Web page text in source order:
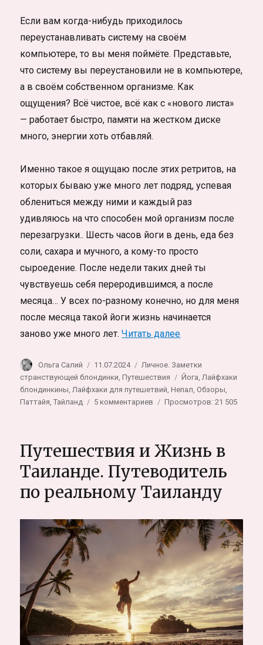
Если вам когда-нибудь приходилось
переустанавливать систему на своём
компьютере, то вы меня поймёте. Представьте,
что систему вы переустановили не в компьютере,
а в своём собственном организме. Как
ощущения? Всё чистое, всё как с «нового листа»
— работает быстро, памяти на жестком диске
много, энергии хоть отбавляй.
Именно такое я ощущаю после этих ретритов, на
которых бываю уже много лет подряд, успевая
облениться между ними и каждый раз
удивляюсь на что способен мой организм после
перезагрузки.. Шесть часов йоги в день, еда без
соли, сахара и мучного, а кому-то просто
сыроедение. После недели таких дней ты
чувствуешь себя переродившимся, а после
месяца… У всех по-разному конечно, но для меня
после месяца такой йоги жизнь начинается
заново уже много лет.Читать далее«Лучшая йога для
Автор
Ольга Салий Опубликовано
11.07.2024 Рубрики
Личное. Заметки
странствующей блондинки,Путешествия Метки
Йога,Лайфхаки
блондинкины,Лайфхаки для путешетвий,Непал,Обзоры,
Паттайя,Тайланд 5 комментариев
для
здоровья
и
головы.
заметки
Просмотров: 21 505
Путешествия и Жизнь в
Таиланде. Путеводитель
по реальному Таиланду